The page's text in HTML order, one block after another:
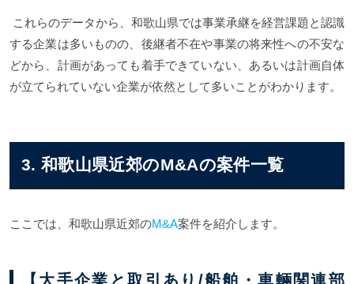
これらのデータから、和歌山県では事業承継を経営課題と認識
する企業は多いものの、後継者不在や事業の将来性への不安な
どから、計画があっても着手できていない、あるいは計画自体
が立てられていない企業が依然として多いことがわかります。
3. 和歌山県近郊のM&Aの案件一覧
ここでは、和歌山県近郊のM&A案件を紹介します。
【大手企業と取引あり/船舶・車輛関連部